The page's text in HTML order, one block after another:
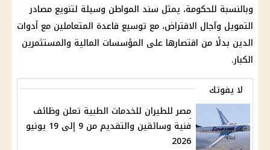
وبالنسبة للحكومة، يمثل سند المواطن وسيلة لتنويع مصادر
التمويل وآجال الاقتراض، مع توسيع قاعدة المتعاملين مع أدوات
الدين بدلًا من اقتصارها على المؤسسات المالية والمستثمرين
الكبار.
لا يفوتك
مصر للطيران للخدمات الطبية تعلن وظائف
فنية وسائقين والتقديم من 9 إلى 19 يونيو
2026